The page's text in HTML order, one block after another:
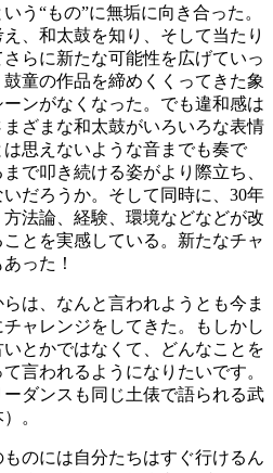
う“もの”に無垢に向き合った。
、和太鼓を知り、そして当たり
らに新たな可能性を広げていっ
童の作品を締めくくってきた象
ンがなくなった。でも違和感は
ざまな和太鼓がいろいろな表情
思えないような音までも奏で
で叩き続ける姿がより際立ち、
だろうか。そして同時に、30年
法論、経験、環境などなどが改
とを実感している。新たなチャ
った！
は、なんと言われようとも今ま
ャレンジをしてきた。もしかし
とかではなくて、どんなことを
言われるようになりたいです。
ダンスも同じ土俵で語られる武
。
ものには自分たちはすぐ行けるん